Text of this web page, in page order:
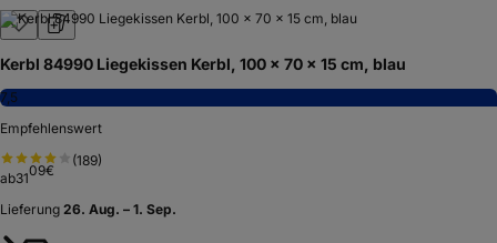
Kerbl 84990 Liegekissen Kerbl, 100 x 70 x 15 cm, blau
7,5
Empfehlenswert
(189)
ab3109€
Lieferung 26. Aug. – 1. Sep.